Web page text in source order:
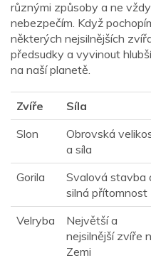
různými způsoby a ne
nebezpečím. Když
některých nejsilnějších
předsudky a vyvinout
na naší planetě.
Zvíře Síla
Slon
Obrovská
a síla
Gorila
Svalová stavba
silná přítomnost
Velryba
Největší a
nejsilnější zvíře
Zemi